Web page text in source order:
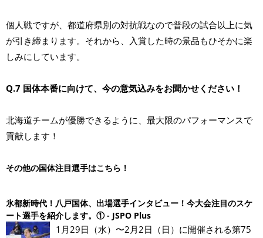
個人戦ですが、都道府県別の対抗戦なので普段の試合以上に気
が引き締まります。それから、入賞した時の景品もひそかに楽
しみにしています。
Q.7 国体本番に向けて、今の意気込みをお聞かせください！
北海道チームが優勝できるように、最大限のパフォーマンスで
貢献します！
その他の国体注目選手はこちら！
氷都新時代！八戸国体、出場選手インタビュー！今大会注目のスケ
ート選手を紹介します。① - JSPO Plus
1月29日（水）〜2月2日（日）に開催される第75